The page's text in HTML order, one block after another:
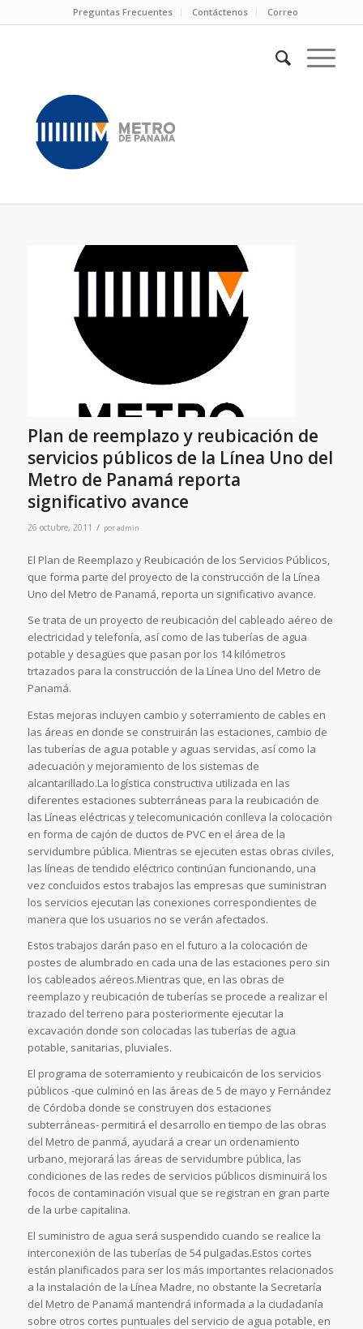
Preguntas Frecuentes Contáctenos Correo
Plan de reemplazo y reubicación de
servicios públicos de la Línea Uno del
Metro de Panamá reporta
significativo avance
26 octubre, 2011 / poradmin
El Plan de Reemplazo y Reubicación de los Servicios Públicos,
que forma parte del proyecto de la construcción de la Línea
Uno del Metro de Panamá, reporta un significativo avance.
Se trata de un proyecto de reubicación del cableado aéreo de
electricidad y telefonía, así como de las tuberías de agua
potable y desagües que pasan por los 14 kilómetros
trtazados para la construcción de la Línea Uno del Metro de
Panamá.
Estas mejoras incluyen cambio y soterramiento de cables en
las áreas en donde se construirán las estaciones, cambio de
las tuberías de agua potable y aguas servidas, así como la
adecuación y mejoramiento de los sistemas de
alcantarillado.La logística constructiva utilizada en las
diferentes estaciones subterráneas para la reubicación de
las Líneas eléctricas y telecomunicación conlleva la colocación
en forma de cajón de ductos de PVC en el área de la
servidumbre pública. Mientras se ejecuten estas obras civiles,
las líneas de tendido eléctrico continúan funcionando, una
vez concluidos estos trabajos las empresas que suministran
los servicios ejecutan las conexiones correspondientes de
manera que los usuarios no se verán afectados.
Estos trabajos darán paso en el futuro a la colocación de
postes de alumbrado en cada una de las estaciones pero sin
los cableados aéreos.Mientras que, en las obras de
reemplazo y reubicación de tuberías se procede a realizar el
trazado del terreno para posteriormente ejecutar la
excavación donde son colocadas las tuberías de agua
potable, sanitarias, pluviales.
El programa de soterramiento y reubicaicón de los servicios
públicos -que culminó en las áreas de 5 de mayo y Fernández
de Córdoba donde se construyen dos estaciones
subterráneas- permitirá el desarrollo en tiempo de las obras
del Metro de panmá, ayudará a crear un ordenamiento
urbano, mejorará las áreas de servidumbre pública, las
condiciones de las redes de servicios públicos disminuirá los
focos de contaminación visual que se registran en gran parte
de la urbe capitalina.
El suministro de agua será suspendido cuando se realice la
interconexión de las tuberías de 54 pulgadas.Estos cortes
están planificados para ser los más importantes relacionados
a la instalación de la Línea Madre, no obstante la Secretaría
del Metro de Panamá mantendrá informada a la ciudadanía
sobre otros cortes puntuales del servicio de agua potable, en